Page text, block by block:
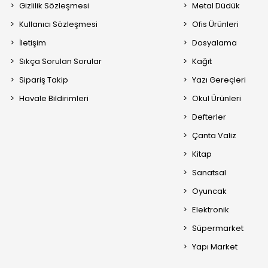
Gizlilik Sözleşmesi
Kullanıcı Sözleşmesi
İletişim
Sıkça Sorulan Sorular
Sipariş Takip
Havale Bildirimleri
Metal Düdük
Ofis Ürünleri
Dosyalama
Kağıt
Yazı Gereçleri
Okul Ürünleri
Defterler
Çanta Valiz
Kitap
Sanatsal
Oyuncak
Elektronik
Süpermarket
Yapı Market